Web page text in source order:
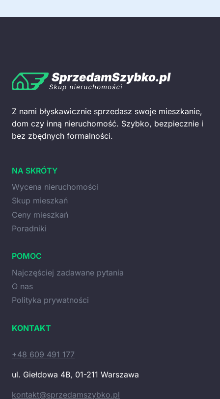
Z nami błyskawicznie sprzedasz swoje mieszkanie,
dom czy inną nieruchomość. Szybko, bezpiecznie i
bez zbędnych formalności.
NA SKRÓTY
Wycena nieruchomości
Skup mieszkań
Ceny mieszkań
Poradniki
POMOC
Najczęściej zadawane pytania
O nas
Polityka prywatności
KONTAKT
+48 609 491 177
ul. Giełdowa 4B, 01-211 Warszawa
kontakt@sprzedamszybko.pl